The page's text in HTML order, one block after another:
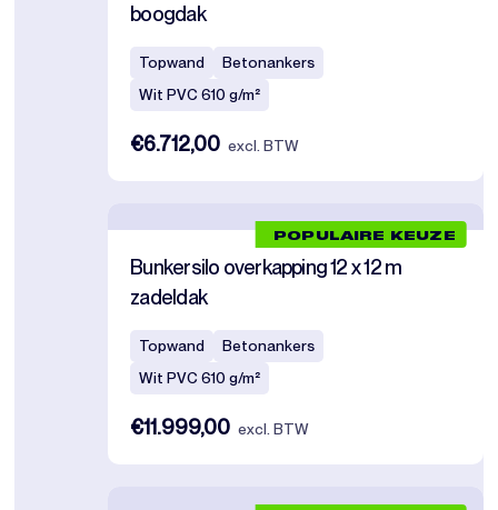
boogdak
Topwand
Betonankers
Wit PVC 610 g/m²
€6.712,00 excl. BTW
POPULAIRE KEUZE
Bunkersilo overkapping 12 x 12 m
zadeldak
Topwand
Betonankers
Wit PVC 610 g/m²
€11.999,00 excl. BTW